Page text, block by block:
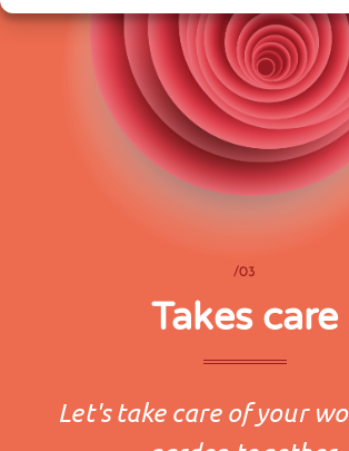
/03
Takes care
Let's take care of your